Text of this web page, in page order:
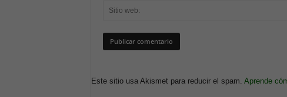
Este sitio usa Akismet para reducir el spam. Aprende